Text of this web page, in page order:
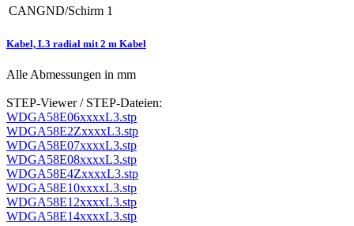
CANGND/Schirm 1
Kabel, L3 radial mit 2 m Kabel
Alle Abmessungen in mm
STEP-Viewer / STEP-Dateien:
WDGA58E06xxxxL3.stp
WDGA58E2ZxxxxL3.stp
WDGA58E07xxxxL3.stp
WDGA58E08xxxxL3.stp
WDGA58E4ZxxxxL3.stp
WDGA58E10xxxxL3.stp
WDGA58E12xxxxL3.stp
WDGA58E14xxxxL3.stp